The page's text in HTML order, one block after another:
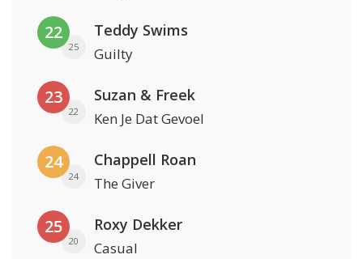
22
25
Teddy Swims
Guilty
23
22
Suzan & Freek
Ken Je Dat Gevoel
24
24
Chappell Roan
The Giver
25
20
Roxy Dekker
Casual